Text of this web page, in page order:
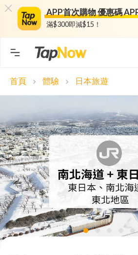
APP首次購物 優惠碼
滿$300即減$15！
首頁 chevron_right 體驗 chevron_right 日本旅遊
lens lens